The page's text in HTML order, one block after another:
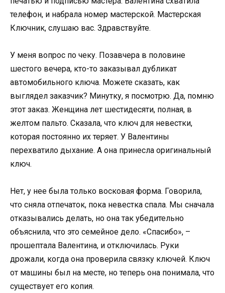
телефон, и набрала номер мастерской. Мастерская
Ключник, слушаю вас. Здравствуйте.
У меня вопрос по чеку. Позавчера в половине
шестого вечера, кто-то заказывал дубликат
автомобильного ключа. Можете сказать, как
выглядел заказчик? Минутку, я посмотрю. Да, помню
этот заказ. Женщина лет шестидесяти, полная, в
желтом пальто. Сказала, что ключ для невестки,
которая постоянно их теряет. У Валентины
перехватило дыхание. А она принесла оригинальный
ключ.
Нет, у нее была только восковая форма. Говорила,
что сняла отпечаток, пока невестка спала. Мы сначала
отказывались делать, но она так убедительно
объяснила, что это семейное дело. «Спасибо», –
прошептала Валентина, и отключилась. Руки
дрожали, когда она проверила связку ключей. Ключ
от машины был на месте, но теперь она понимала, что
существует его копия.